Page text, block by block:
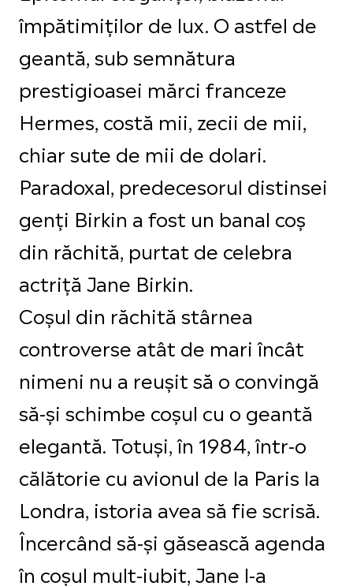
împătimiților de lux. O astfel de
geantă, sub semnătura
prestigioasei mărci franceze
Hermes, costă mii, zecii de mii,
chiar sute de mii de dolari.
Paradoxal, predecesorul distinsei
genți Birkin a fost un banal coș
din răchită, purtat de celebra
actriță Jane Birkin.
Coșul din răchită stârnea
controverse atât de mari încât
nimeni nu a reușit să o convingă
să-și schimbe coșul cu o geantă
elegantă. Totuși, în 1984, într-o
călătorie cu avionul de la Paris la
Londra, istoria avea să fie scrisă.
Încercând să-și găsească agenda
în coșul mult-iubit, Jane l-a